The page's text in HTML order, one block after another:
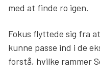
med at finde ro igen.
Fokus flyttede sig fra
kunne passe ind i de
forstå, hvilke rammer